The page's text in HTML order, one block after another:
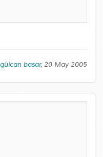
gülcan basar, 20 May 2005